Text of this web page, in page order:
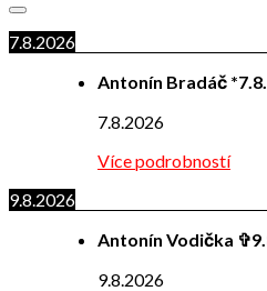
7.8.2026
Antonín Bradáč
7.8.2026
Více podrobností
9.8.2026
Antonín Vodička
9.8.2026